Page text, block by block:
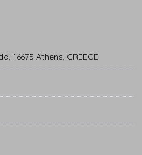
16675 Athens, GREECE